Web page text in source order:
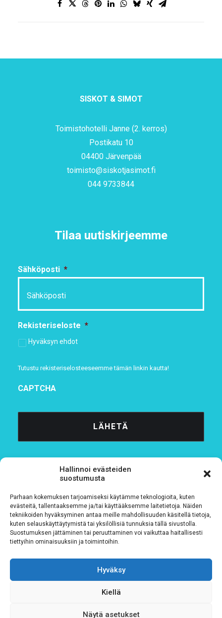
Hallinnoi evästeiden
suostumusta
Parhaan kokemuksen tarjoamiseksi käytämme teknologioita, kuten
evästeitä, tallentaaksemme ja/tai käyttääksemme laitetietoja. Näiden
tekniikoiden hyväksyminen antaa meille mahdollisuuden käsitellä tietoja,
kuten selauskäyttäytymistä tai yksilöllisiä tunnuksia tällä sivustolla.
Suostumuksen jättäminen tai peruuttaminen voi vaikuttaa haitallisesti
tiettyihin ominaisuuksiin ja toimintoihin.
Hyväksy
Kiellä
Näytä asetukset
SISKOT & SIMOT
Toimistohotelli Janne (2. kerros)
Postikatu 10
04400 Järvenpää
toimisto@siskotjasimot.fi
044 9733844
Tilaa uutiskirjeemme
Sähköposti *
Rekisteriseloste *
Hyväksyn ehdot
Tutustu rekisteriselosteeseemmetämän linkin kautta!
CAPTCHA
Tietosuojaseloste
Verkkolaskutustiedot